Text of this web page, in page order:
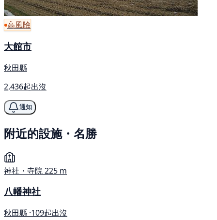
高風險
大館市
秋田縣
2,436起出沒
通知
附近的設施・名勝
神社・寺院225 m
八幡神社
秋田縣 ·109起出沒